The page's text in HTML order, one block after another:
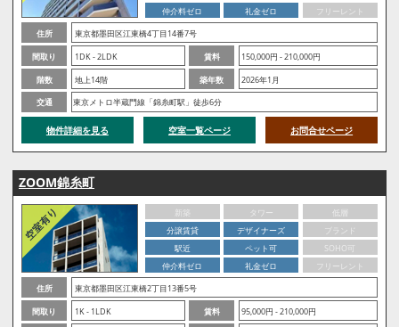
仲介料ゼロ
礼金ゼロ
フリーレント
住所
東京都墨田区江東橋4丁目14番7号
間取り
1DK - 2LDK 賃料
150,000円 - 210,000円
階数
地上14階 築年数
2026年1月
交通
東京メトロ半蔵門線「錦糸町駅」徒歩6分
物件詳細を見る 空室一覧ページ お問合せページ
ZOOM錦糸町
新築 タワー
低層
分譲賃貸
デザイナーズ
ブランド
駅近
ペット可
SOHO可
仲介料ゼロ
礼金ゼロ
フリーレント
住所
東京都墨田区江東橋2丁目13番5号
間取り
1K - 1LDK 賃料
95,000円 - 210,000円